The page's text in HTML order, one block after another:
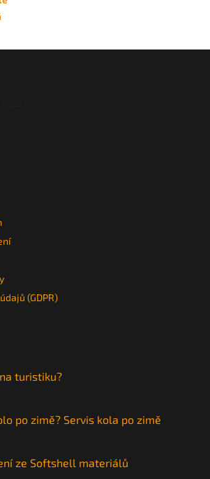
(GDPR)
turistiku?
po zimě? Servis kola po zimě
ze Softshell materiálů